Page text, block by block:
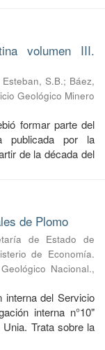
volumen III.
Esteban, S.B.; Báez,
Geológico Minero
formar parte del
publicada por la
de la década del
de Plomo
de Estado de
de Economía.
Nacional.,
interna del Servicio
interna n°10"
Trata sobre la